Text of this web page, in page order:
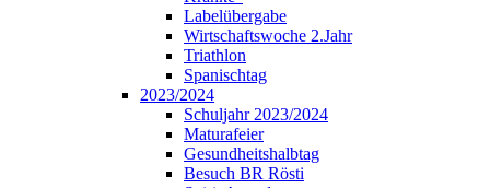
Labelübergabe
Wirtschaftswoche 2.Jahr
Triathlon
Spanischtag
2023/2024
Schuljahr 2023/2024
Maturafeier
Gesundheitshalbtag
Besuch BR Rösti